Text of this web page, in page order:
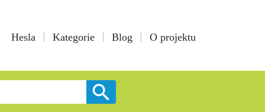
Hesla Kategorie Blog O projektu